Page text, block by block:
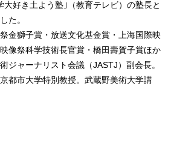
大好き土よう塾｣（教育テレビ）の塾長と
た。
金獅子賞・放送文化基金賞・上海国際映
像祭科学技術長官賞・橋田壽賀子賞ほか
ジャーナリスト会議（JASTJ）副会長。
都市大学特別教授。武蔵野美術大学講